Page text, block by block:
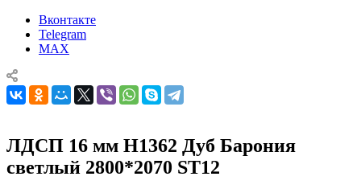
Вконтакте
Telegram
MAX
ЛДСП 16 мм H1362 Дуб Барония
светлый 2800*2070 ST12